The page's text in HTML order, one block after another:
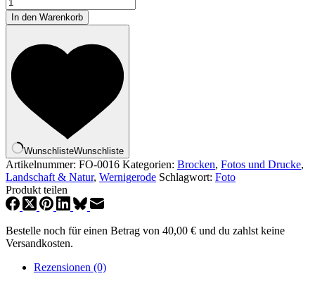
Brocken
im
[Digital]
Menge
In den Warenkorb
WunschlisteWunschliste
Artikelnummer: FO-0016 Kategorien: Brocken, Fotos und Drucke,
Landschaft & Natur, Wernigerode Schlagwort: Foto
Produkt teilen
Bestelle noch für einen Betrag von 40,00 € und du zahlst keine
Versandkosten.
Rezensionen (0)